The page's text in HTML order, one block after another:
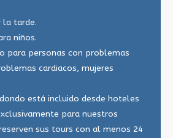
la tarde.
niños.
para personas con problemas
cardiacos, mujeres
está incluido desde hoteles
para nuestros
sus tours con al menos 24